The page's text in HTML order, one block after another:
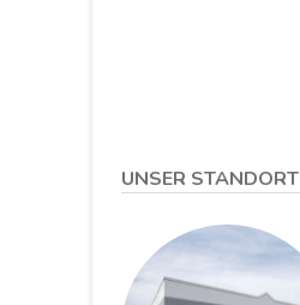
UNSER STANDORT